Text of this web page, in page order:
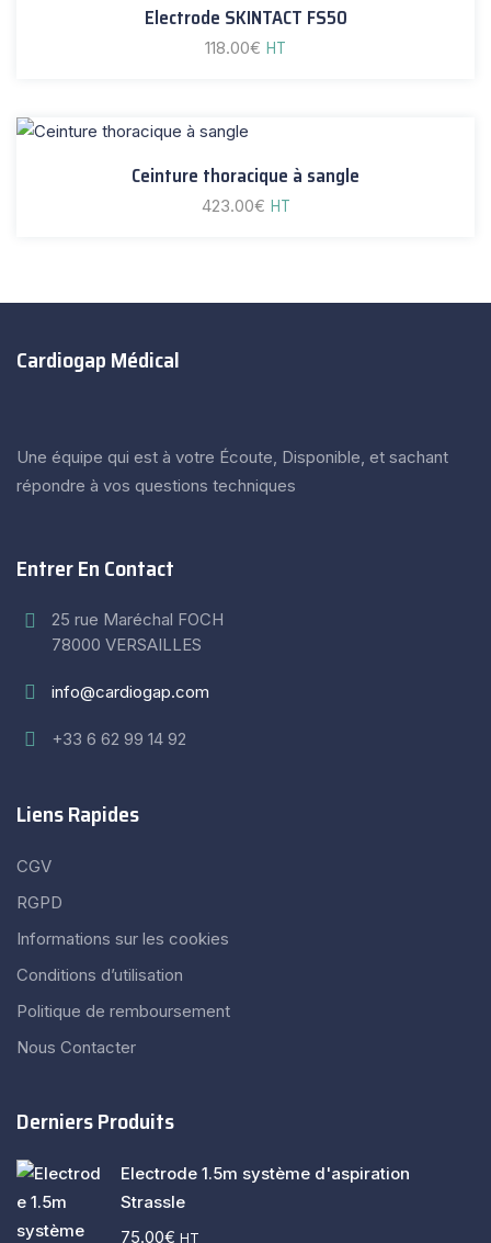
Electrode SKINTACT FS50
118.00€ HT
Ceinture thoracique à sangle
423.00€ HT
Cardiogap Médical
Une équipe qui est à votre Écoute, Disponible, et sachant
répondre à vos questions techniques
Entrer En Contact
25 rue Maréchal FOCH
78000 VERSAILLES
info@cardiogap.com
+33 6 62 99 14 92
Liens Rapides
CGV
RGPD
Informations sur les cookies
Conditions d’utilisation
Politique de remboursement
Nous Contacter
Derniers Produits
Electrode 1.5m système d'aspiration
Strassle
75.00€ HT